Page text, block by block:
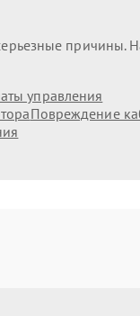
причины.
управления
Повреждение